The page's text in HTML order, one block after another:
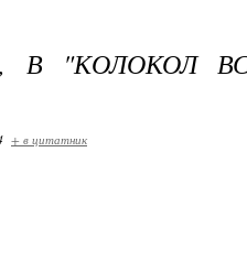
В "КОЛОКОЛ
+ в цитатник